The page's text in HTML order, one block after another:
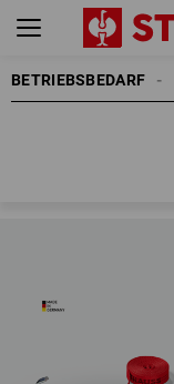
BETRIEBSBEDARF